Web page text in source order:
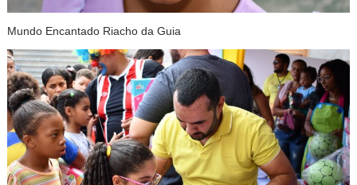
Mundo Encantado Riacho da Guia